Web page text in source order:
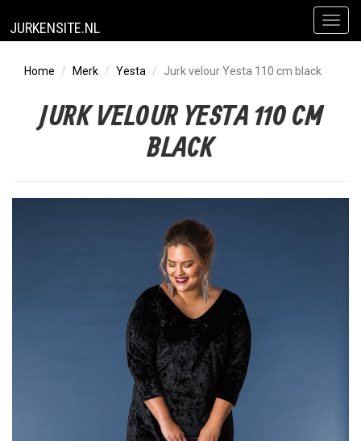
JURKENSITE.NL
Home Merk Yesta Jurk velour Yesta 110 cm black
JURK VELOUR YESTA 110 CM
BLACK